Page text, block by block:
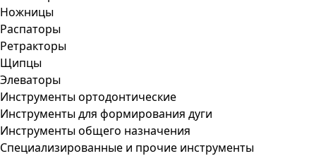
Ножницы
Распаторы
Ретракторы
Щипцы
Элеваторы
Инструменты ортодонтические
Инструменты для формирования дуги
Инструменты общего назначения
Специализированные и прочие инструменты